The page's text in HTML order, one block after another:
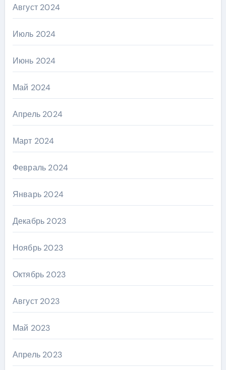
Август 2024
Июль 2024
Июнь 2024
Май 2024
Апрель 2024
Март 2024
Февраль 2024
Январь 2024
Декабрь 2023
Ноябрь 2023
Октябрь 2023
Август 2023
Май 2023
Апрель 2023